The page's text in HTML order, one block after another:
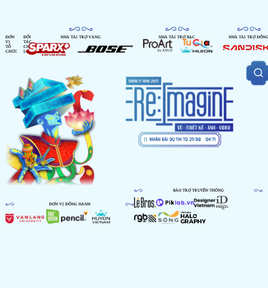
ĐƠN
VỊ
TỔ
CHỨC
ĐỐI
TÁC
CHIẾN
LƯỢC
NHÀ TÀI TRỢ VÀNG NHÀ TÀI TRỢ BẠC NHÀ TÀI TRỢ ĐỒNG
ĐƠN VỊ ĐỒNG HÀNH
BẢO TRỢ TRUYỀN THÔNG